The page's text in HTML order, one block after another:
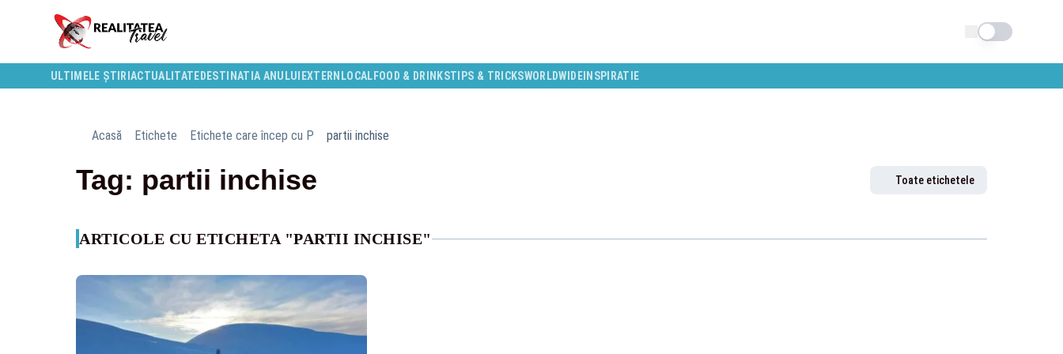
Schimba tema
ULTIMELE ȘTIRI ACTUALITATE DESTINATIA ANULUI EXTERN LOCAL FOOD & DRINKSTIPS & TRICKSWORLDWIDEINSPIRATIE
Acasă Etichete Etichete care încep cu P partii inchise
Tag: partii inchise Toate etichetele
ARTICOLE CU ETICHETA "PARTII INCHISE"